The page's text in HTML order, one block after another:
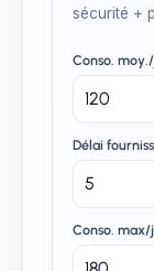
sécurité +
Conso.
Délai
Conso.